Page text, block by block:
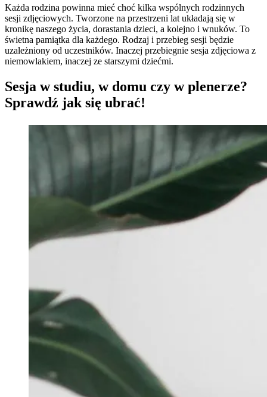
Każda rodzina powinna mieć choć kilka wspólnych rodzinnych
sesji zdjęciowych. Tworzone na przestrzeni lat układają się w
kronikę naszego życia, dorastania dzieci, a kolejno i wnuków. To
świetna pamiątka dla każdego. Rodzaj i przebieg sesji będzie
uzależniony od uczestników. Inaczej przebiegnie sesja zdjęciowa z
niemowlakiem, inaczej ze starszymi dziećmi.
Sesja w studiu, w domu czy w plenerze?
Sprawdź jak się ubrać!